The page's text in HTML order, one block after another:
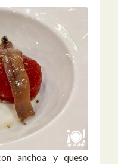
anchoa y queso